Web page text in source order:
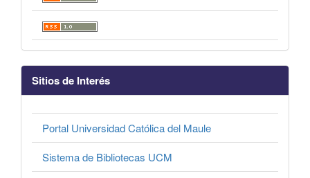
Sitios de Interés
Portal Universidad Católica del Maule
Sistema de Bibliotecas UCM